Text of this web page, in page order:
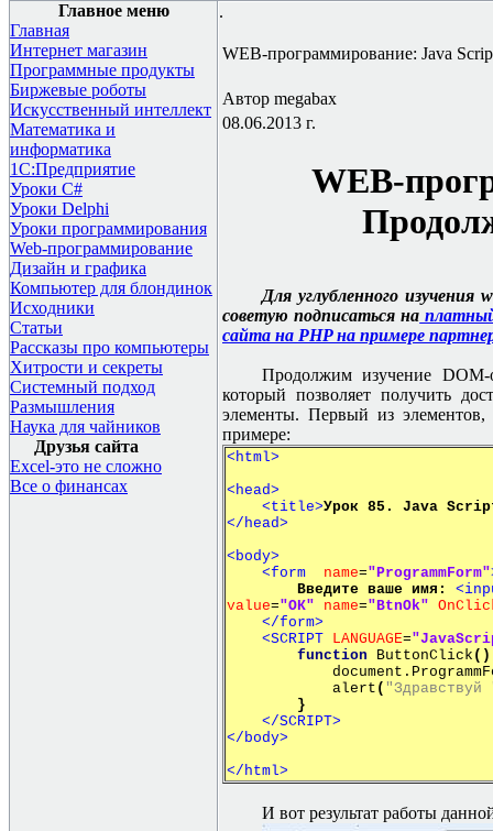
Главное меню
Главная
Интернет магазин
Программные продукты
Биржевые роботы
Искусственный интеллект
Математика и
информатика
1С:Предприятие
Уроки C#
Уроки Delphi
Уроки программирования
Web-программирование
Дизайн и графика
Компьютер для блондинок
Исходники
Статьи
Рассказы про компьютеры
Хитрости и секреты
Системный подход
Размышления
Наука для чайников
Друзья сайта
Excel-это не сложно
Все о финансах
.
WEB-программирование: Java
Автор megabax
08.06.2013 г.
WEB-
Для углубленного изучения
советую подписаться на
сайта на PHP на примере
Продолжим изучение DOM-
который позволяет получить
элементы. Первый из
примере:
<html>
<head>
<title>Урок 85. Java
</head>
<body>
<form
name="ProgrammForm"
Введите ваше имя:
value="ОК" name="BtnOk"
</form>
<SCRIPT
LANGUAGE=
function ButtonClick ()
alert ( "Здравствуй
}
</SCRIPT>
</body>
</html>
И вот результат работы